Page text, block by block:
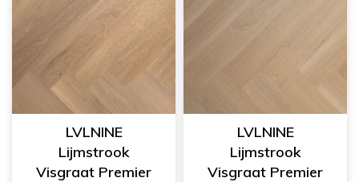
LVLNINE
Lijmstrook
Visgraat Premier
LVLNINE
Lijmstrook
Visgraat Premier